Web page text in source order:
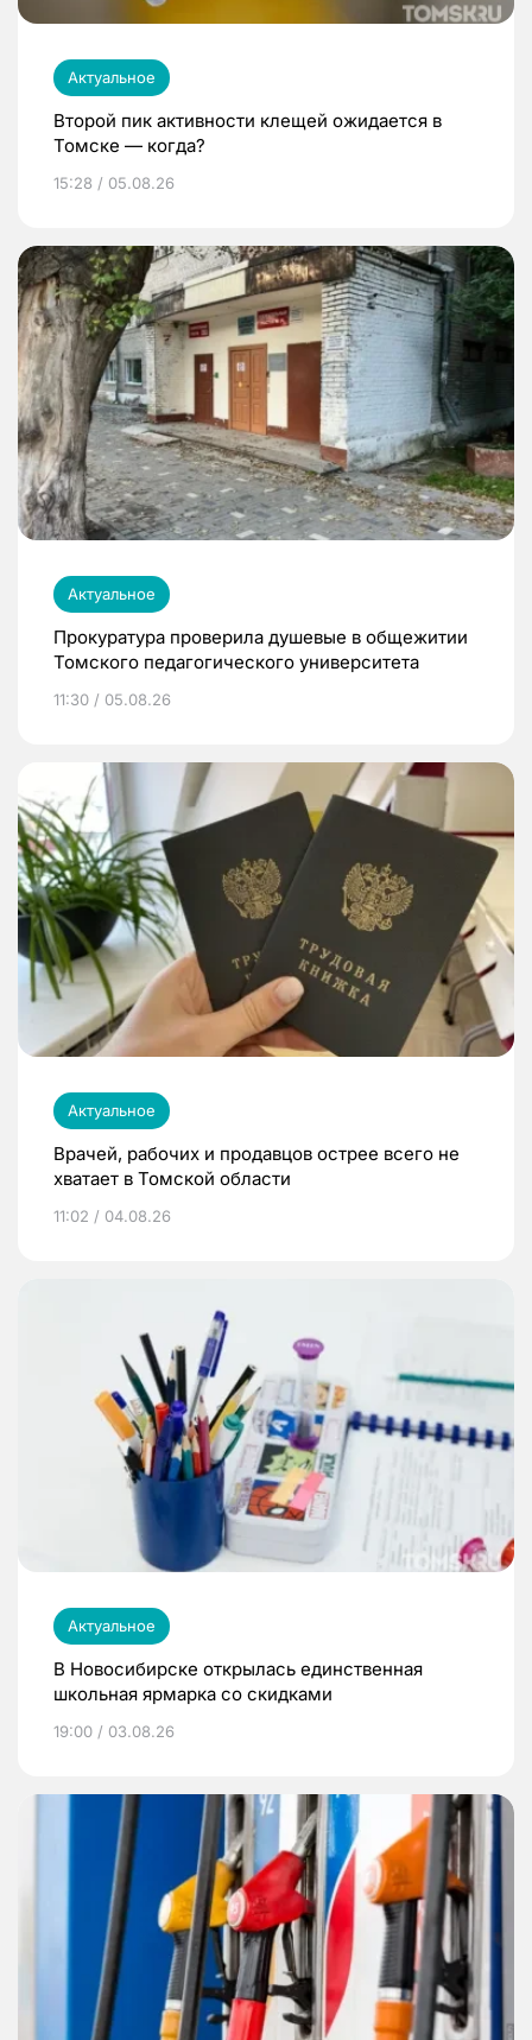
Актуальное
Второй пик активности клещей ожидается в
Томске — когда?
15:28 / 05.08.26
Актуальное
Прокуратура проверила душевые в общежитии
Томского педагогического университета
11:30 / 05.08.26
Актуальное
Врачей, рабочих и продавцов острее всего не
хватает в Томской области
11:02 / 04.08.26
Актуальное
В Новосибирске открылась единственная
школьная ярмарка со скидками
19:00 / 03.08.26